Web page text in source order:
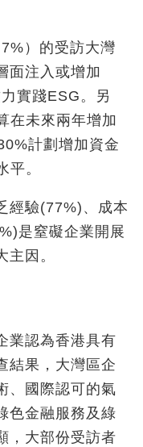
）的受訪大灣
面注入或增加
實踐ESG。另
在未來兩年增加
計劃增加資金
平。
經驗(77%) 、成本
是窒礙企業開展
因。
業認為香港具有
結果，大灣區企
、國際認可的氣
色金融服務及綠
，大部份受訪者